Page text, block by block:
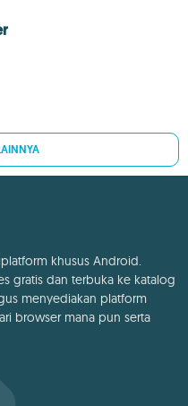
khusus Android.
gratis dan terbuka ke katalog
menyediakan platform
browser mana pun serta